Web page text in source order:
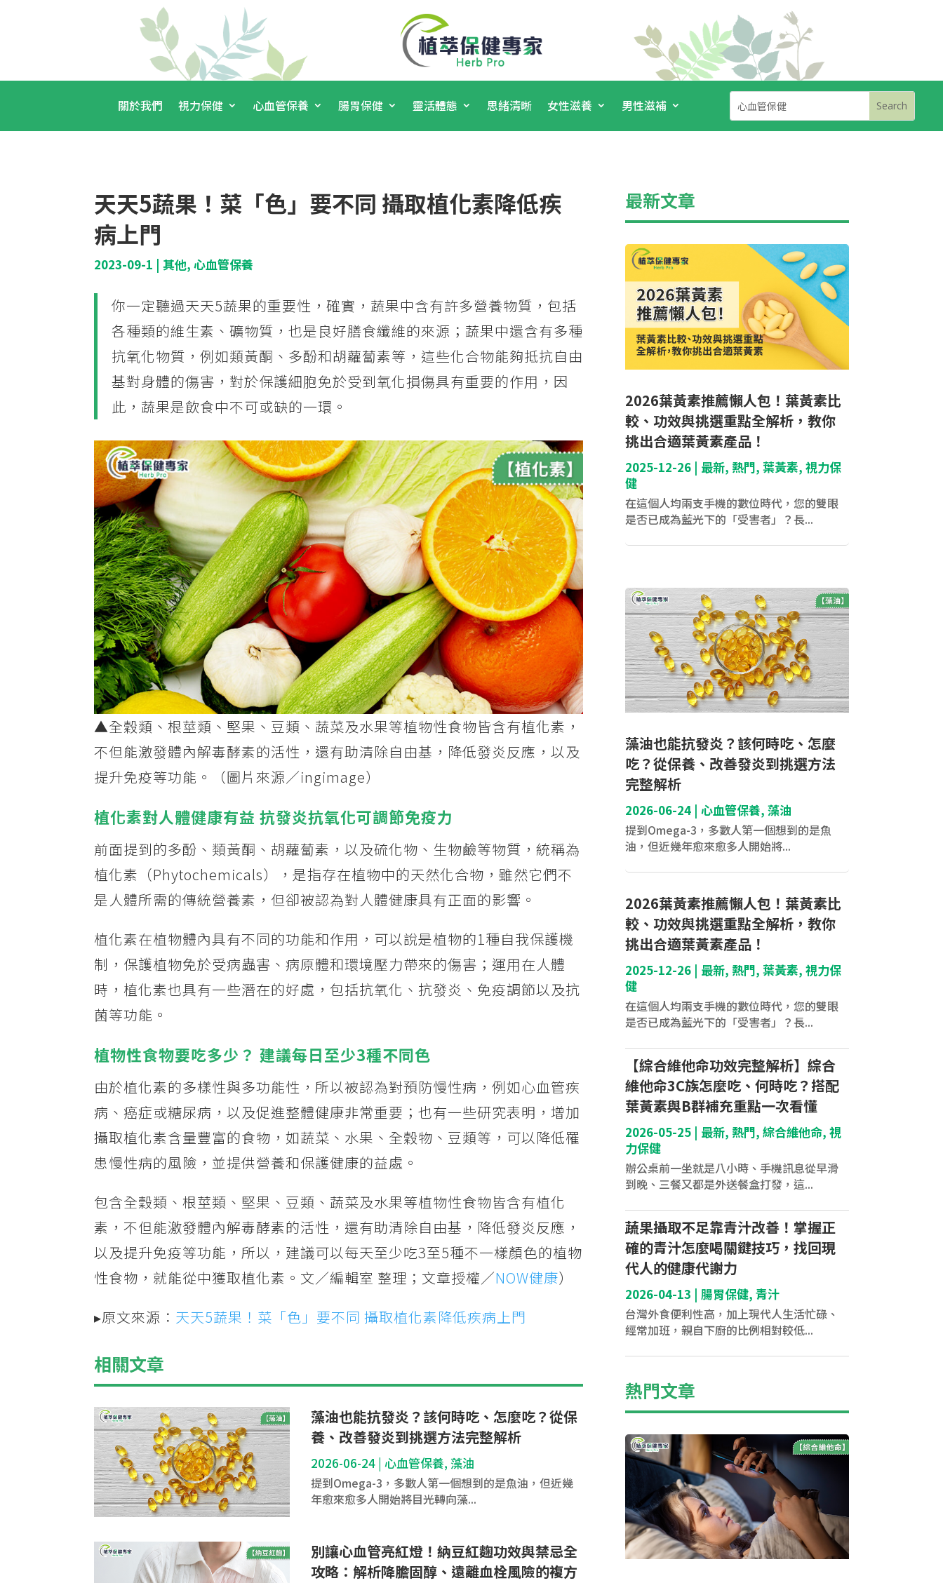
關於我們 視力保健 心血管保養 腸胃保健 靈活體態 思緒清晰 女性滋養 男性滋補
天天5蔬果！菜「色」要不同 攝取植化素降低疾
病上門
2023-09-1 |其他,心血管保養
你一定聽過天天5蔬果的重要性，確實，蔬果中含有許多營養物質，包括
各種類的維生素、礦物質，也是良好膳食纖維的來源；蔬果中還含有多種
抗氧化物質，例如類黃酮、多酚和胡蘿蔔素等，這些化合物能夠抵抗自由
基對身體的傷害，對於保護細胞免於受到氧化損傷具有重要的作用，因
此，蔬果是飲食中不可或缺的一環。
▲全穀類、根莖類、堅果、豆類、蔬菜及水果等植物性食物皆含有植化素，
不但能激發體內解毒酵素的活性，還有助清除自由基，降低發炎反應，以及
提升免疫等功能。（圖片來源／ingimage）
植化素對人體健康有益 抗發炎抗氧化可調節免疫力
前面提到的多酚、類黃酮、胡蘿蔔素，以及硫化物、生物鹼等物質，統稱為
植化素（Phytochemicals），是指存在植物中的天然化合物，雖然它們不
是人體所需的傳統營養素，但卻被認為對人體健康具有正面的影響。
植化素在植物體內具有不同的功能和作用，可以說是植物的1種自我保護機
制，保護植物免於受病蟲害、病原體和環境壓力帶來的傷害；運用在人體
時，植化素也具有一些潛在的好處，包括抗氧化、抗發炎、免疫調節以及抗
菌等功能。
植物性食物要吃多少？ 建議每日至少3種不同色
由於植化素的多樣性與多功能性，所以被認為對預防慢性病，例如心血管疾
病、癌症或糖尿病，以及促進整體健康非常重要；也有一些研究表明，增加
攝取植化素含量豐富的食物，如蔬菜、水果、全穀物、豆類等，可以降低罹
患慢性病的風險，並提供營養和保護健康的益處。
包含全穀類、根莖類、堅果、豆類、蔬菜及水果等植物性食物皆含有植化
素，不但能激發體內解毒酵素的活性，還有助清除自由基，降低發炎反應，
以及提升免疫等功能，所以，建議可以每天至少吃3至5種不一樣顏色的植物
性食物，就能從中獲取植化素。文／編輯室 整理；文章授權／NOW健康）
▸原文來源： 天天5蔬果！菜「色」要不同 攝取植化素降低疾病上門
相關文章
藻油也能抗發炎？該何時吃、怎麼吃？從保
養、改善發炎到挑選方法完整解析
2026-06-24 |心血管保養, 藻油
提到Omega-3，多數人第一個想到的是魚油，但近幾
年愈來愈多人開始將目光轉向藻...
別讓心血管亮紅燈！納豆紅麴功效與禁忌全
攻略：解析降膽固醇、遠離血栓風險的複方
最新文章
2026葉黃素推薦懶人包！葉黃素比
較、功效與挑選重點全解析，教你
挑出合適葉黃素產品！
2025-12-26| 最新, 熱門, 葉黃素, 視力保
健
在這個人均兩支手機的數位時代，您的雙眼
是否已成為藍光下的「受害者」？長...
藻油也能抗發炎？該何時吃、怎麼
吃？從保養、改善發炎到挑選方法
完整解析
2026-06-24| 心血管保養, 藻油
提到Omega-3，多數人第一個想到的是魚
油，但近幾年愈來愈多人開始將...
2026葉黃素推薦懶人包！葉黃素比
較、功效與挑選重點全解析，教你
挑出合適葉黃素產品！
2025-12-26| 最新, 熱門, 葉黃素, 視力保
健
在這個人均兩支手機的數位時代，您的雙眼
是否已成為藍光下的「受害者」？長...
【綜合維他命功效完整解析】綜合
維他命3C族怎麼吃、何時吃？搭配
葉黃素與B群補充重點一次看懂
2026-05-25| 最新, 熱門, 綜合維他命, 視
力保健
辦公桌前一坐就是八小時、手機訊息從早滑
到晚、三餐又都是外送餐盒打發，這...
蔬果攝取不足靠青汁改善！掌握正
確的青汁怎麼喝關鍵技巧，找回現
代人的健康代謝力
2026-04-13 | 腸胃保健, 青汁
台灣外食便利性高，加上現代人生活忙碌、
經常加班，親自下廚的比例相對較低...
熱門文章